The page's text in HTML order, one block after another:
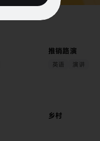
推销路演
英语 演讲
乡村